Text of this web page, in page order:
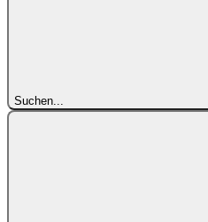
Suchen...